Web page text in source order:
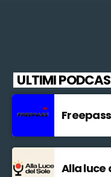
ULTIMI
Alla luce